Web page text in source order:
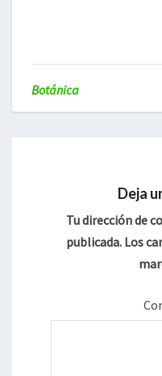
Botánica
Deja
Tu dirección de
publicada. Los